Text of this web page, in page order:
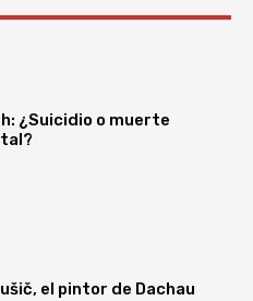
¿Suicidio o muerte
el pintor de Dachau